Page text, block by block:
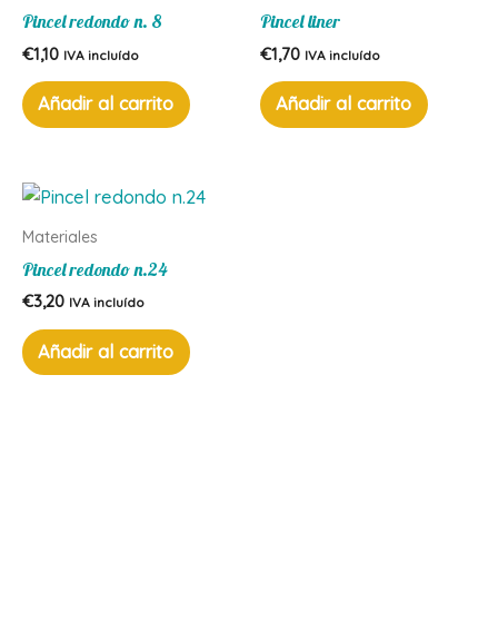
Pincel redondo n. 8
€1,10 IVA incluído
Añadir al carrito
Pincel liner
€1,70 IVA incluído
Añadir al carrito
Materiales
Pincel redondo n.24
€3,20 IVA incluído
Añadir al carrito